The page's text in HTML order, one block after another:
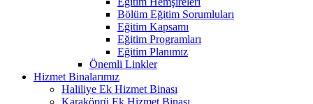
Bölüm Eğitim Sorumluları
Eğitim Kapsamı
Eğitim Programları
Eğitim Planımız
Önemli Linkler
Hizmet Binalarımız
Haliliye Ek Hizmet Binası
Karaköprü Ek Hizmet Binası